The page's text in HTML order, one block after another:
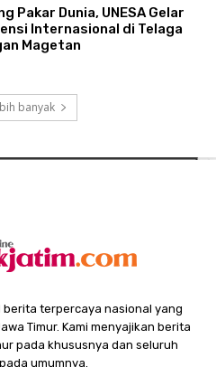
Pakar Dunia, UNESA Gelar
Internasional di Telaga
Magetan
banyak
berita terpercaya nasional yang
Timur. Kami menyajikan berita
pada khususnya dan seluruh
umumnya.